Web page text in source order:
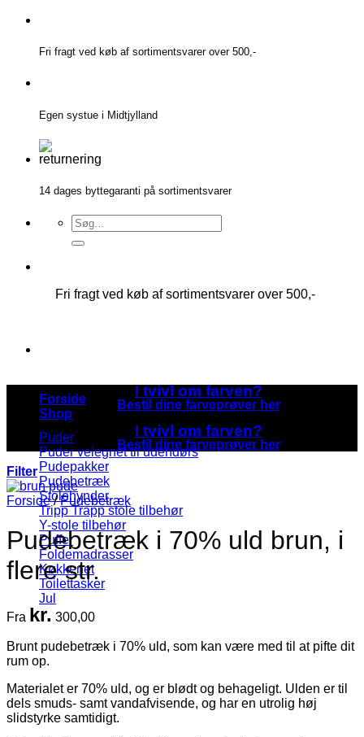
Fortsæt
indholdFri fragt ved køb af sortimentsvarer over 500,-
Egen systue i Midtjylland
14 dages byttegaranti på sortimentsvarer
Søg
efter:
Fri fragt ved køb af sortimentsvarer over 500,-
Forside
Shop
Puder
Puder velegnet til udendørs
Pudepakker
Pudebetræk
Stolehynder
Tripp Trapp stole tilbehør
Y-stole tilbehør
Puffer
Foldemadrasser
Køkkenet
Toilettasker
Jul
I tvivl om farven?
Bestil dine farveprøver her
I tvivl om farven?
Bestil dine farveprøver her
Filter
Forside / Pudebetræk
Pudebetræk i 70% uld brun, i
flere str.
Fra kr. 300,00
Brunt pudebetræk i 70% uld, som kan være med til at pifte dit
rum op.
Materialet er 70% uld, og er blødt og behageligt. Ulden er til
dels smuds- samt vandafvisende, og har en utrolig høj
slidstyrke samtidigt.